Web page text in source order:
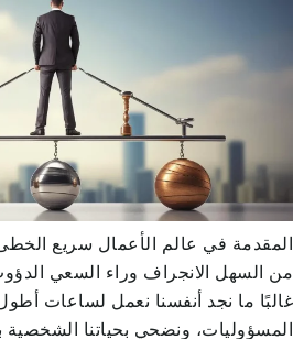
المقدمة في عالم الأعمال سريع
من السهل الانجراف وراء السعي
غالبًا ما نجد أنفسنا نعمل لساعات
المسؤوليات، ونضحي بحياتنا الشخصية